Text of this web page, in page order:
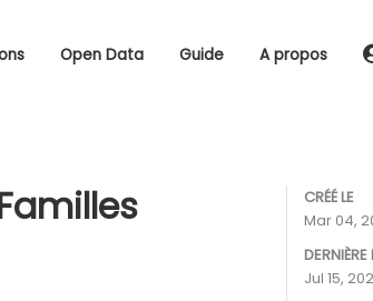
Open Data Guide A propos
CRÉÉ LE
Mar 04,
Jul 15,